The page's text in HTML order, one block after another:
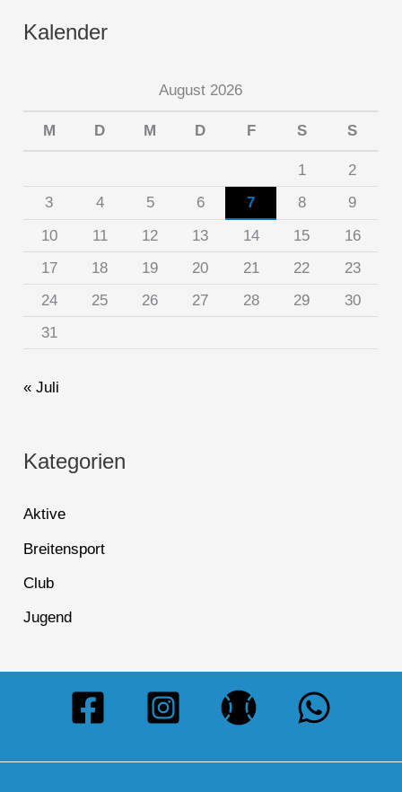
Kalender
August 2026
M D M D F S S
1
2
3
4 5 6 7 8
9
10
11 12 13 14 15
16
17
18 19 20 21 22
23
24
25 26 27 28 29
30
31
« Juli
Kategorien
Aktive
Breitensport
Club
Jugend